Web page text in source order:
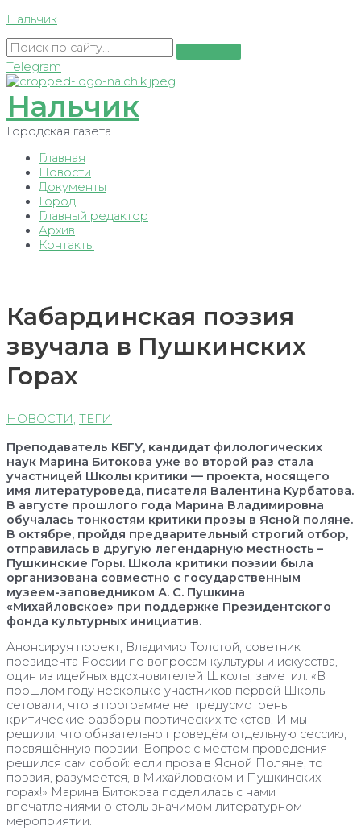
Перейти
содержимому
Нальчик
Telegram
Нальчик
Городская газета
Главная
Новости
Документы
Город
Главный редактор
Архив
Контакты
Кабардинская поэзия
звучала в Пушкинских
Горах
НОВОСТИ, ТЕГИ
Преподаватель КБГУ, кандидат филологических
наук Марина Битокова уже во второй раз стала
участницей Школы критики — проекта, носящего
имя литературоведа, писателя Валентина Курбатова.
В августе прошлого года Марина Владимировна
обучалась тонкостям критики прозы в Ясной поляне.
В октябре, пройдя предварительный строгий отбор,
отправилась в другую легендарную местность –
Пушкинские Горы. Школа критики поэзии была
организована совместно с государственным
музеем-заповедником А. С. Пушкина
«Михайловское» при поддержке Президентского
фонда культурных инициатив.
Анонсируя проект, Владимир Толстой, советник
президента России по вопросам культуры и искусства,
один из идейных вдохновителей Школы, заметил: «В
прошлом году несколько участников первой Школы
сетовали, что в программе не предусмотрены
критические разборы поэтических текстов. И мы
решили, что обязательно проведём отдельную сессию,
посвящённую поэзии. Вопрос с местом проведения
решился сам собой: если проза в Ясной Поляне, то
поэзия, разумеется, в Михайловском и Пушкинских
горах!» Марина Битокова поделилась с нами
впечатлениями о столь значимом литературном
мероприятии.